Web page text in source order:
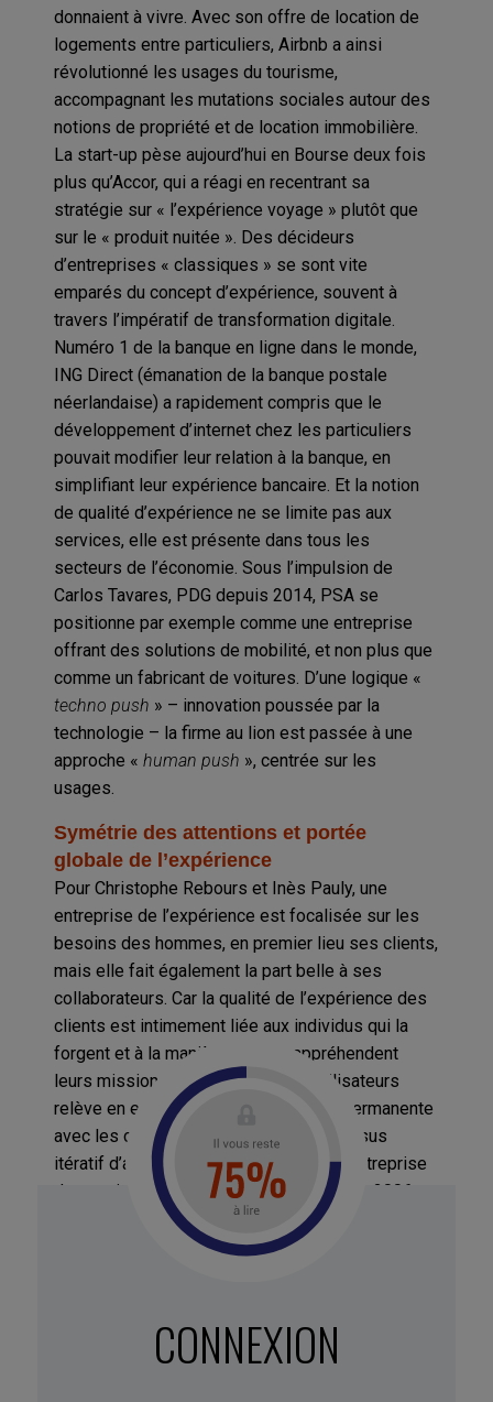
donnaient à vivre. Avec son offre de location de
logements entre particuliers, Airbnb a ainsi
révolutionné les usages du tourisme,
accompagnant les mutations sociales autour des
notions de propriété et de location immobilière.
La start-up pèse aujourd’hui en Bourse deux fois
plus qu’Accor, qui a réagi en recentrant sa
stratégie sur « l’expérience voyage » plutôt que
sur le « produit nuitée ». Des décideurs
d’entreprises « classiques » se sont vite
emparés du concept d’expérience, souvent à
travers l’impératif de transformation digitale.
Numéro 1 de la banque en ligne dans le monde,
ING Direct (émanation de la banque postale
néerlandaise) a rapidement compris que le
développement d’internet chez les particuliers
pouvait modifier leur relation à la banque, en
simplifiant leur expérience bancaire. Et la notion
de qualité d’expérience ne se limite pas aux
services, elle est présente dans tous les
secteurs de l’économie. Sous l’impulsion de
Carlos Tavares, PDG depuis 2014, PSA se
positionne par exemple comme une entreprise
offrant des solutions de mobilité, et non plus que
comme un fabricant de voitures. D’une logique «
techno push » – innovation poussée par la
technologie – la firme au lion est passée à une
approche « human push », centrée sur les
usages.
Symétrie des attentions et portée
globale de l’expérience
Pour Christophe Rebours et Inès Pauly, une
entreprise de l’expérience est focalisée sur les
besoins des hommes, en premier lieu ses clients,
mais elle fait également la part belle à ses
collaborateurs. Car la qualité de l’expérience des
clients est intimement liée aux individus qui la
forgent et à la manière dont ils appréhendent
leurs missions. L’expérience des utilisateurs
relève en effet d’une co-construction permanente
avec les collaborateurs, dans un processus
itératif d’amélioration continue. Ainsi, l’entreprise
de covoiturage Blablacar a été conçue en 2006
par un jeune entrepreneur, Frédéric Mazzella, lui-
même à la recherche d’une solution pratique et
des besoins des « membres » (clients de
Blablacar). Il encourage ses collaborateurs à
CONNEXION